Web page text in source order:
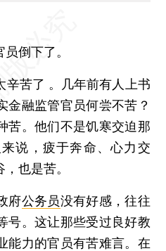
倒下了。
苦了 。几年前有人上书
金融监管官员何尝不苦？
苦。他们不是饥寒交迫那
说，疲于奔命、心力交
也是苦。
府公务员没有好感，往往
号。这让那些受过良好教
能力的官员有苦难言。在